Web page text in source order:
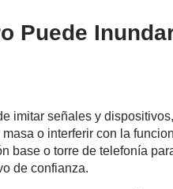
Puede
imitar señales y
o interferir con la
base o torre de telefonía
de confianza.